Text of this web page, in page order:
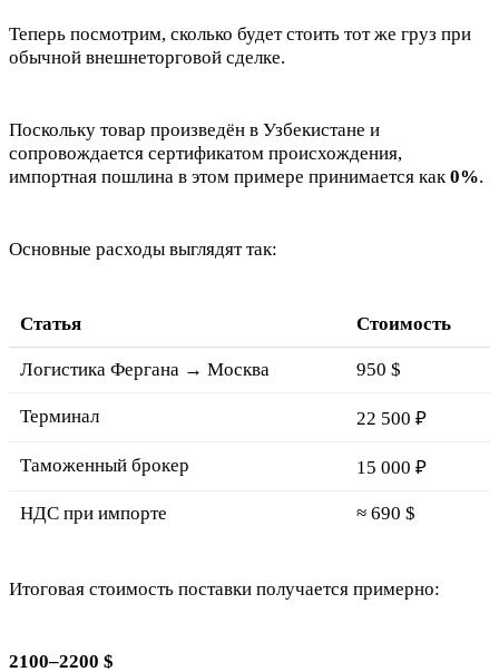
Теперь посмотрим, сколько будет стоить тот же груз при
обычной внешнеторговой сделке.
Поскольку товар произведён в Узбекистане и
сопровождается сертификатом происхождения,
импортная пошлина в этом примере принимается как0%.
Основные расходы выглядят так:
Статья Стоимость
Логистика Фергана → Москва 950 $
Терминал 22 500 ₽
Таможенный брокер 15 000 ₽
НДС при импорте ≈ 690 $
Итоговая стоимость поставки получается примерно:
2100–2200 $